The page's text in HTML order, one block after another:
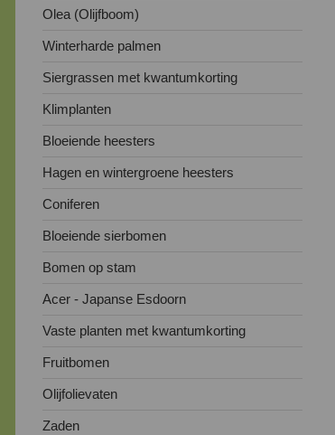
Olea (Olijfboom)
Winterharde palmen
Siergrassen met kwantumkorting
Klimplanten
Bloeiende heesters
Hagen en wintergroene heesters
Coniferen
Bloeiende sierbomen
Bomen op stam
Acer - Japanse Esdoorn
Vaste planten met kwantumkorting
Fruitbomen
Olijfolievaten
Zaden